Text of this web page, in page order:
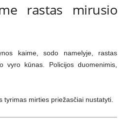
rastas mirusio
kaime, sodo namelyje, rastas
vyro kūnas. Policijos duomenimis,
tyrimas mirties priežasčiai nustatyti.